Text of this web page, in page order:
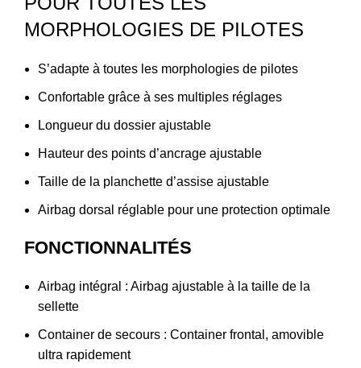
MORPHOLOGIES DE PILOTES
S’adapte à toutes les morphologies de pilotes
Confortable grâce à ses multiples réglages
Longueur du dossier ajustable
Hauteur des points d’ancrage ajustable
Taille de la planchette d’assise ajustable
Airbag dorsal réglable pour une protection optimale
FONCTIONNALITÉS
Airbag intégral : Airbag ajustable à la taille de la
sellette
Container de secours : Container frontal, amovible
ultra rapidement